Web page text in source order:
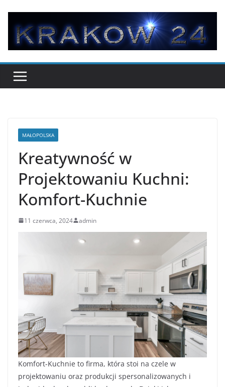
treści
MAŁOPOLSKA
Kreatywność w
Projektowaniu Kuchni:
Komfort-Kuchnie
11 czerwca, 2024 admin
Komfort-Kuchnie to firma, która stoi na czele w
projektowaniu oraz produkcji spersonalizowanych i